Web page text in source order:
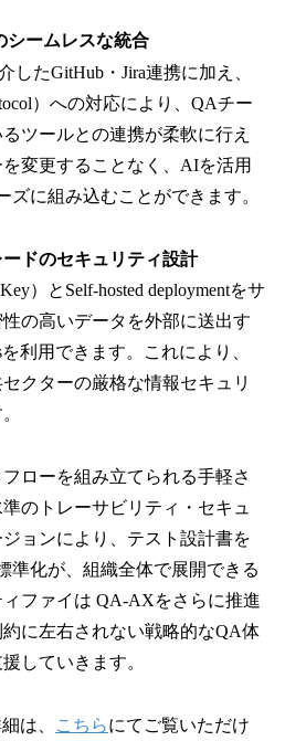
シームレスな統合
したGitHub・Jira連携に加え、
）への対応により、QAチー
ツールとの連携が柔軟に行え
変更することなく、AIを活用
ズに組み込むことができます。
ドのセキュリティ設計
）とSelf-hosted deploymentをサ
の高いデータを外部に送出す
利用できます。これにより、
クターの厳格な情報セキュリ
ローを組み立てられる手軽さ
のトレーサビリティ・セキュ
ョンにより、テスト設計書を
準化が、組織全体で展開できる
ファイは QA-AXをさらに推進
に左右されない戦略的なQA体
していきます。
は、 こちらにてご覧いただけ